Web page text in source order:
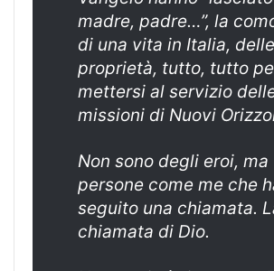
madre, padre…”, la
di una vita in Italia, delle
proprietà, tutto, tutto
mettersi al servizio
missioni di Nuovi
Non sono degli eroi, ma
persone come me che
seguito una chiamata.
chiamata di Dio.